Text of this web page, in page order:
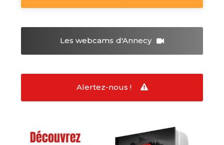
Les webcams d'Annecy
Alertez-nous !